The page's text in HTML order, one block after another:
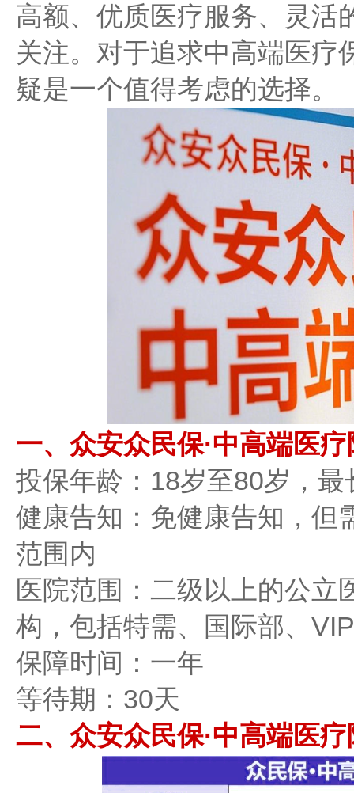
高额、优质医疗服务、灵活
关注。对于追求中高端医疗
疑是一个值得考虑的选择。
一、众安众民保·中高端医
投保年龄：18岁至80岁，最
健康告知：免健康告知，但
范围内
医院范围：二级以上的公立
构，包括特需、国际部、
保障时间：一年
等待期：30天
二、众安众民保·中高端医